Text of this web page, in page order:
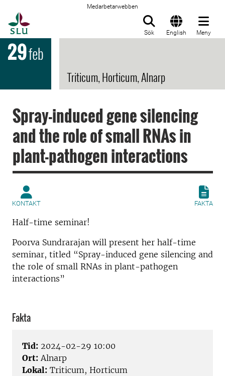
Medarbetarwebben
Sök English Meny
29feb
Triticum, Horticum, Alnarp
Spray-induced gene silencing
and the role of small RNAs in
plant-pathogen interactions
KONTAKT FAKTA
Half-time seminar!
Poorva Sundrarajan will present her half-time
seminar, titled “Spray-induced gene silencing and
the role of small RNAs in plant-pathogen
interactions”
Fakta
Tid: 2024-02-29 10:00
Ort: Alnarp
Lokal: Triticum, Horticum